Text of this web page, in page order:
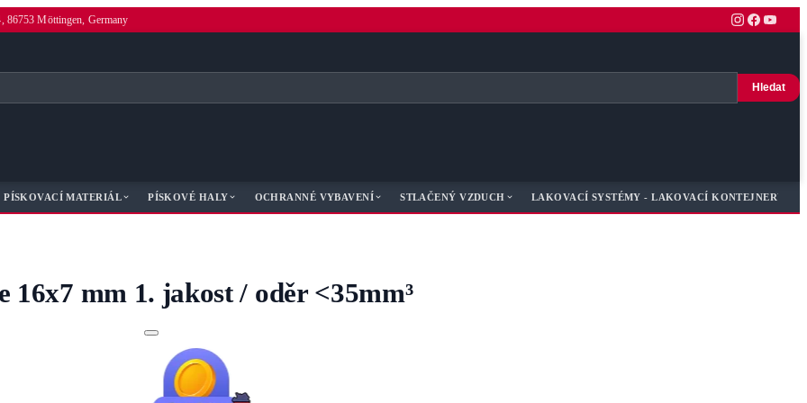
86753 Möttingen, Germany
Hledat
PÍSKOVACÍ MATERIÁL PÍSKOVÉ HALY OCHRANNÉ VYBAVENÍ STLAČENÝ VZDUCH LAKOVACÍ SYSTÉMY - LAKOVACÍ KONTEJNERY
mm 1. jakost / oděr <35mm³